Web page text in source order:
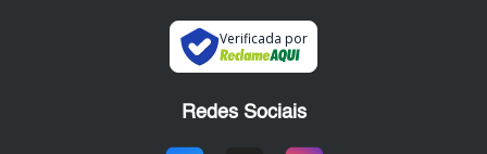
Verificada por
Redes Sociais